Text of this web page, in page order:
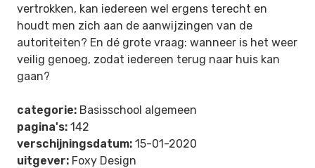
vertrokken, kan iedereen wel ergens terecht en
houdt men zich aan de aanwijzingen van de
autoriteiten? En dé grote vraag: wanneer is het weer
veilig genoeg, zodat iedereen terug naar huis kan
gaan?
categorie: Basisschool algemeen
pagina's: 142
verschijningsdatum: 15-01-2020
uitgever: Foxy Design